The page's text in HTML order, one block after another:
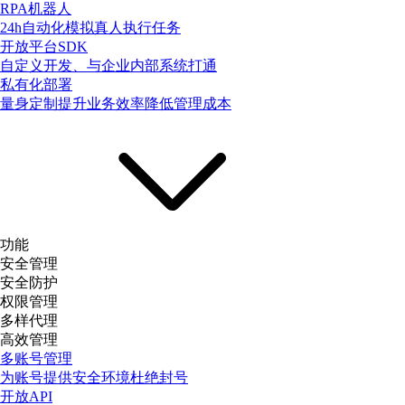
RPA机器人
24h自动化模拟真人执行任务
开放平台SDK
自定义开发、与企业内部系统打通
私有化部署
量身定制提升业务效率降低管理成本
功能
安全管理
安全防护
权限管理
多样代理
高效管理
多账号管理
为账号提供安全环境杜绝封号
开放API